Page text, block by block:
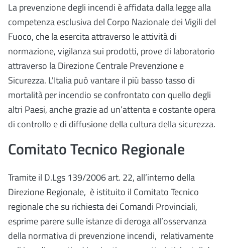
La prevenzione degli incendi è affidata dalla legge alla
competenza esclusiva del Corpo Nazionale dei Vigili del
Fuoco, che la esercita attraverso le attività di
normazione, vigilanza sui prodotti, prove di laboratorio
attraverso la Direzione Centrale Prevenzione e
Sicurezza. L'Italia può vantare il più basso tasso di
mortalità per incendio se confrontato con quello degli
altri Paesi, anche grazie ad un’attenta e costante opera
di controllo e di diffusione della cultura della sicurezza.
Comitato Tecnico Regionale
Tramite il D.Lgs 139/2006 art. 22, all’interno della
Direzione Regionale, è istituito il Comitato Tecnico
regionale che su richiesta dei Comandi Provinciali,
esprime parere sulle istanze di deroga all’osservanza
della normativa di prevenzione incendi, relativamente